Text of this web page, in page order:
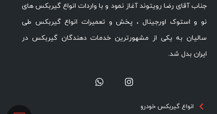
جناب آقای رضا رویتوند آغاز نمود و با واردات انواع گیربکس های
نو و استوک اورجینال ، پخش و تعمیرات انواع گیربکس طی
سالیان به یکی از مشهورترین خدمات دهندگان گیربکس در
ایران بدل شد.
انواع گیربکس خودرو